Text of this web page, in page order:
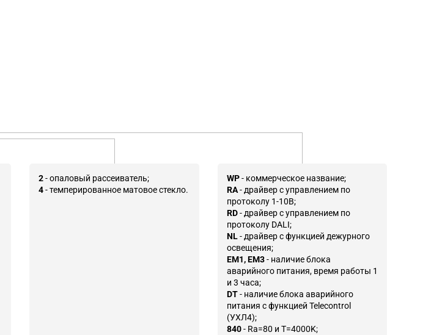
2- опаловый рассеиватель;
4- темперированное матовое стекло.
WP- коммерческое название;
RA- драйвер с управлением по
протоколу 1-10В;
RD- драйвер с управлением по
протоколу DALI;
NL- драйвер с функцией дежурного
освещения;
EM1, EM3- наличие блока
аварийного питания, время работы 1
и 3 часа;
DT- наличие блока аварийного
питания с функцией Telecontrol
(УХЛ4);
840- Ra=80 и T=4000K;